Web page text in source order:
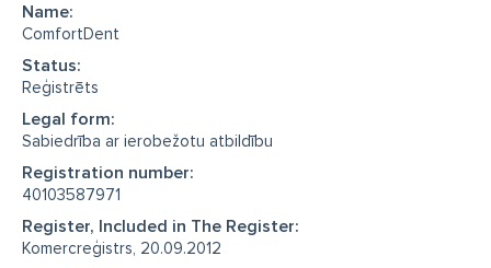
Name:
ComfortDent
Status:
Reģistrēts
Legal form:
Sabiedrība ar ierobežotu atbildību
Registration number:
40103587971
Register, Included in The Register:
Komercreģistrs, 20.09.2012